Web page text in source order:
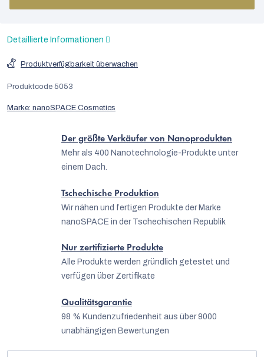
Detaillierte Informationen
Marke: nanoSPACE Cosmetics
Produktverfügbarkeit überwachen
Produktcode 5053
Der größte Verkäufer von Nanoprodukten
Mehr als 400 Nanotechnologie-Produkte unter
einem Dach.
Tschechische Produktion
Wir nähen und fertigen Produkte der Marke
nanoSPACE in der Tschechischen Republik
Nur zertifizierte Produkte
Alle Produkte werden gründlich getestet und
verfügen über Zertifikate
Qualitätsgarantie
98 % Kundenzufriedenheit aus über 9000
unabhängigen Bewertungen